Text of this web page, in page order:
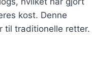
kost. Denne
til traditionelle retter.